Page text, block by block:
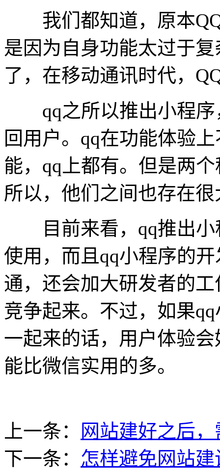
我们都知道，原本QQ
是因为自身功能太过于
了，在移动通讯时代，
qq之所以推出小程序
回用户。qq在功能体验
能，qq上都有。但是两
所以，他们之间也存在
目前来看，qq推出小
使用，而且qq小程序的
通，还会加大研发者的
竞争起来。不过，如果
一起来的话，用户体验
能比微信实用的多。
上一条：
网站建好之后
下一条： 怎样避免网站